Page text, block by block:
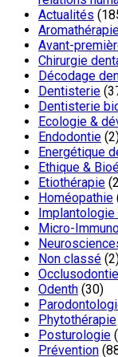
Actualités
Avant-
Chirurgie
Décodage
Dentisterie
Dentisterie
Ecologie &
Endodontie
Energétique
Ethique &
Etiothérapie
Homéopathie
Implantologie
Micro-
Non classé
Occlusodontie
Odenth (30)
Phytothérapie
Posturologie
Prévention